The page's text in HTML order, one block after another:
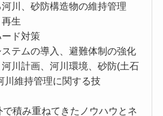
河川、砂防構造物の維持管理
再生
ード対策
ステムの導入、避難体制の強化
河川計画、河川環境、砂防(土石
川維持管理に関する技
積み重ねてきたノウハウとネ